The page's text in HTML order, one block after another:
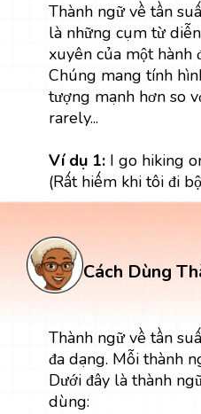
Thành ngữ về tần
là những cụm từ
xuyên của một hành
Chúng mang tính
tượng mạnh hơn so
rarely...
Ví dụ 1: I go hiking
(Rất hiếm khi tôi đi
Cách Dùng
Thành ngữ về tần
đa dạng. Mỗi thành
Dưới đây là thành
dùng: